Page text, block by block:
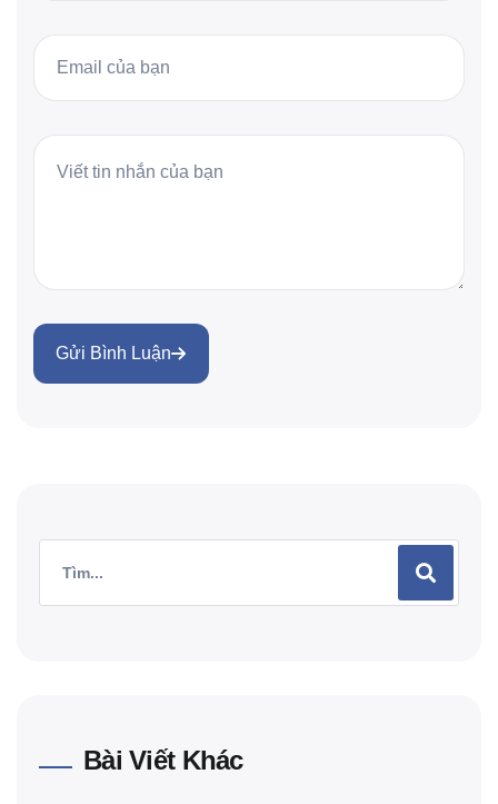
Gửi Bình Luận
Bài Viết Khác